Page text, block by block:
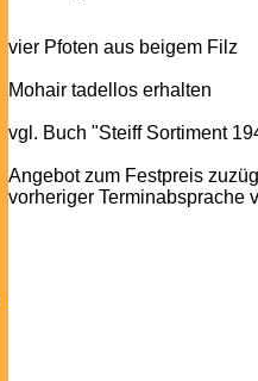
vier Pfoten aus beigem Filz
Mohair tadellos erhalten
vgl. Buch "Steiff Sortiment
Angebot zum Festpreis
vorheriger Terminabsprache